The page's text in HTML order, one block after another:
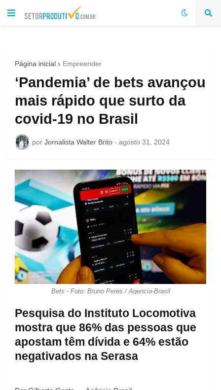
Página inicial Empreender
‘Pandemia’ de bets avançou
mais rápido que surto da
covid-19 no Brasil
por Jornalista Walter Brito - agosto 31, 2024
Bets - Foto: Bruno Peres / Agencia-Brasil
Pesquisa do Instituto Locomotiva
mostra que 86% das pessoas que
apostam têm dívida e 64% estão
negativados na Serasa